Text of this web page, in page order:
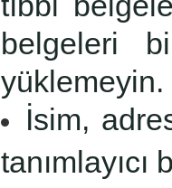
belgeleri
yüklemeyin.
İsim,
tanımlayıcı